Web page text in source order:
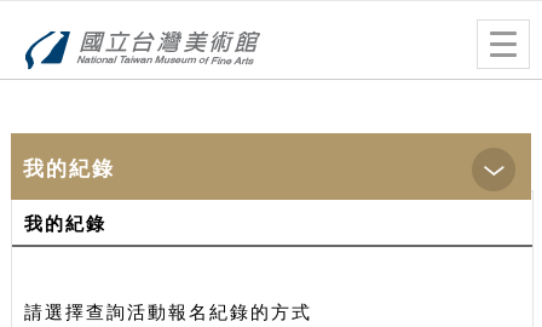
我的紀錄
我的紀錄
請選擇查詢活動報名紀錄的方式